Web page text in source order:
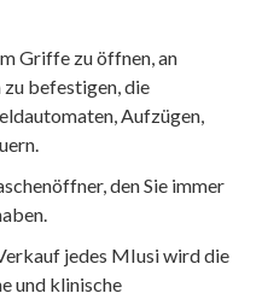
Griffe zu öffnen, an
befestigen, die
Aufzügen,
den Sie immer
jedes MIusi wird die
und klinische